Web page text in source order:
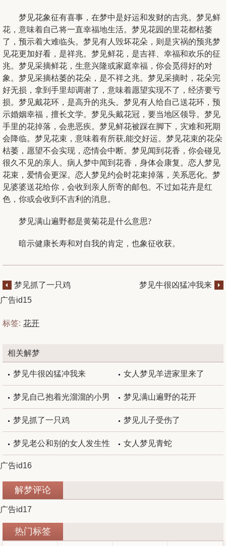
梦见花象征有喜事，在梦中是好运和发财的吉兆。梦见鲜
花，意味着自己将一直幸福地生活。梦见花园的里花都枯萎
了，预示着大难临头。梦见有人毁坏花朵，则是灾祸的预兆梦
见花更加好看，是祥兆。梦见鲜花，是吉祥、幸福和欢乐的征
兆。梦见采摘鲜花，生意兴隆或家庭幸福，你会觅得好的对
象。梦见采摘枯萎的花朵，是不祥之兆。梦见采摘时，花朵完
好无损，拿到手里却调谢了，意味着愿望实现不了，经济要亏
损。梦见戴花环，是高升的兆头。梦见有人给自己送花环，预
示婚姻幸福，擅长文学。梦见头戴花冠，要当地区领导。梦见
手里的花掉落，会患恶疾。梦见鲜花被踩在脚下，灾难和死期
会降临。梦见花束，意味着有所获,能交好运。梦见花束的花朵
枯萎，愿望不会实现，恋情会中断。梦见闻到花香，你会碰见
很久不见的亲人。病人梦中闻到花香，身体会康复。恋人梦见
花束，爱情会更深。恋人梦见约会时花束掉落，关系恶化。梦
见婆婆送花给你，会收到亲人所寄的邮包。不过如花卉是红
色，你或会收到不吉利的消息。
梦见满山遍野都是黄菊花是什么意思?
暗示健康长寿和对自我的肯定，也象征收获。
梦见抓了一只鸡
梦见牛很凶猛冲我来
广告id15
标签: 花开
相关解梦
梦见牛很凶猛冲我来 女人梦见羊进家里来了
梦见自己抱着光溜溜的小男
婴
梦见满山遍野的花开
梦见抓了一只鸡 梦见儿子受伤了
梦见老公和别的女人发生性
关系
女人梦见青蛇
广告id16
解梦评论
广告id17
热门标签